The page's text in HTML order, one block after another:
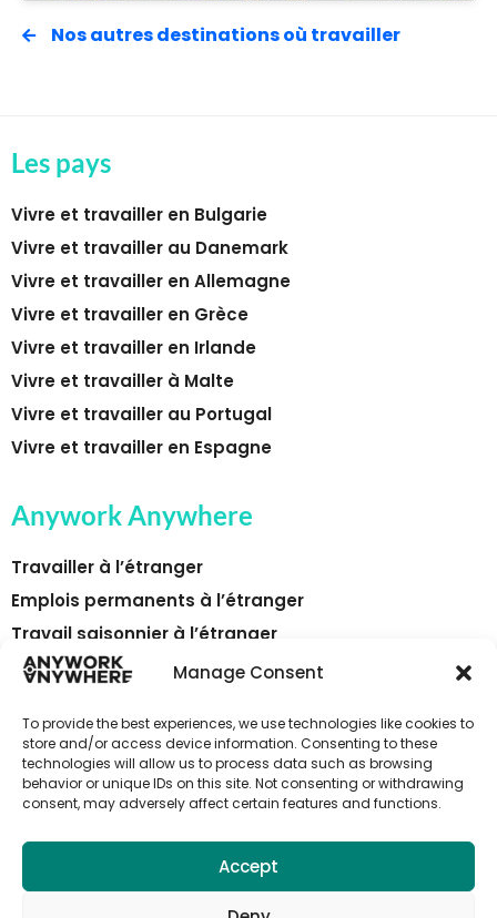
Manage Consent
To provide the best experiences, we use technologies like cookies to
store and/or access device information. Consenting to these
technologies will allow us to process data such as browsing
behavior or unique IDs on this site. Not consenting or withdrawing
consent, may adversely affect certain features and functions.
Accept
Nos autres destinations où travailler
Les pays
Vivre et travailler en Bulgarie
Vivre et travailler au Danemark
Vivre et travailler en Allemagne
Vivre et travailler en Grèce
Vivre et travailler en Irlande
Vivre et travailler à Malte
Vivre et travailler au Portugal
Vivre et travailler en Espagne
Anywork Anywhere
Travailler à l’étranger
Emplois permanents à l’étranger
Travail saisonnier à l’étranger
Les pays
Publier une offre
Contactez-nous
Employers
Abonne-toi aux alertes emploi
d'Anywork Anywhere